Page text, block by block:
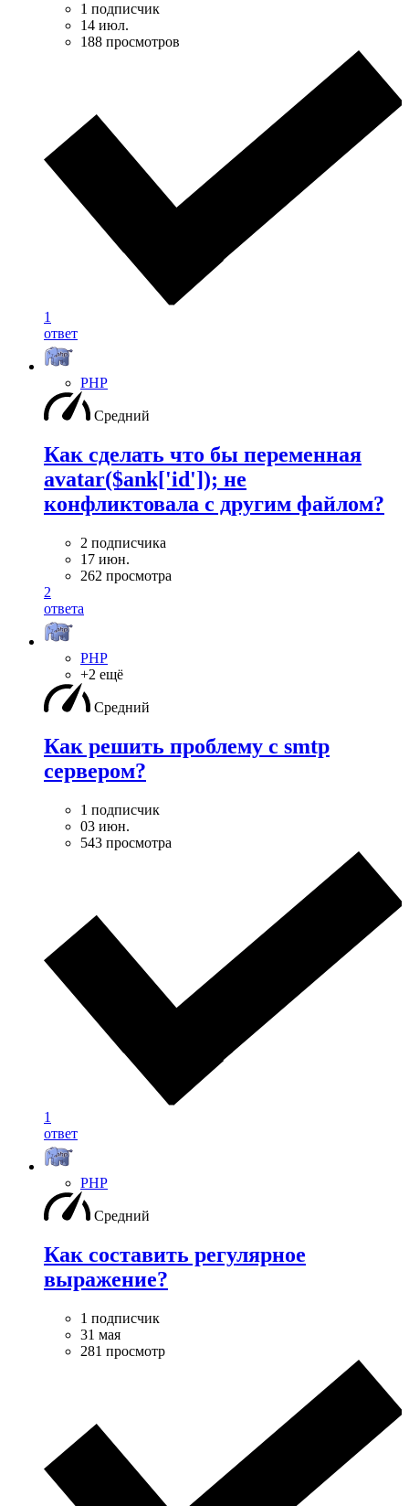
1 подписчик
14 июл.
188 просмотров
1
ответ
PHP
Средний
Как сделать что бы переменная
avatar($ank['id']); не
конфликтовала с другим файлом?
2 подписчика
17 июн.
262 просмотра
2
ответа
PHP
+2 ещё
Средний
Как решить проблему с smtp
сервером?
1 подписчик
03 июн.
543 просмотра
1
ответ
PHP
Средний
Как составить регулярное
выражение?
1 подписчик
31 мая
281 просмотр